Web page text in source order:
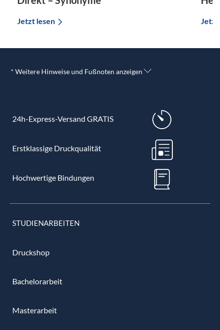
Jetzt lesen Jetzt
* Weitere Hinweise und Fußnoten anzeigen
24h-Express-Versand GRATIS
Erstklassige Druckqualität
Hochwertige Bindungen
STUDIENARBEITEN
Druckshop
Bachelorarbeit
Masterarbeit